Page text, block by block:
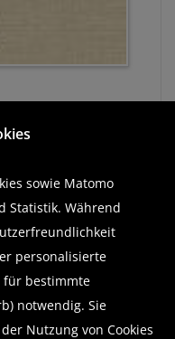
neu zu ordnen
um
vermeiden. Ein
...
sowie Matomo
Statistik. Während
personalisierte
für bestimmte
notwendig. Sie
Nutzung von Cookies